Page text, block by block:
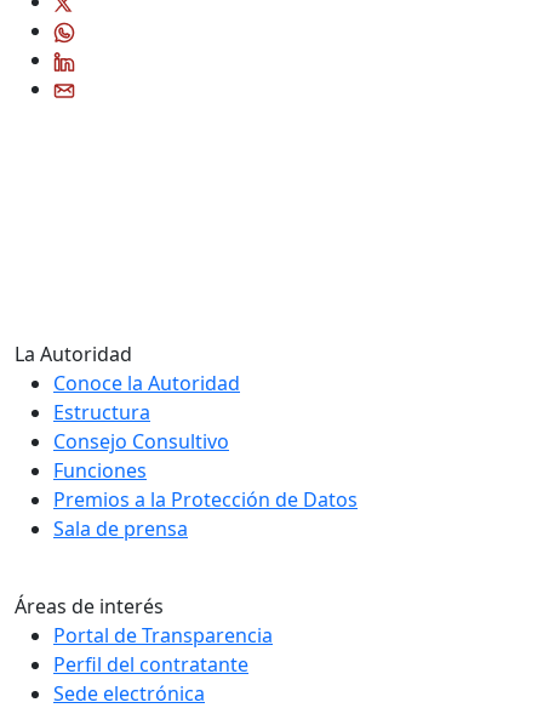
La Autoridad
Conoce la Autoridad
Estructura
Consejo Consultivo
Funciones
Premios a la Protección de Datos
Sala de prensa
Áreas de interés
Portal de Transparencia
Perfil del contratante
Sede electrónica